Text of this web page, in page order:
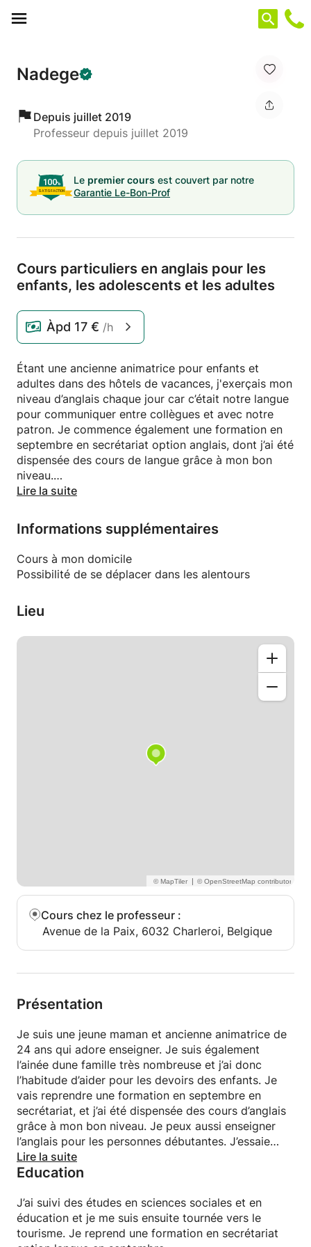
Nadege
Depuis juillet 2019
Professeur depuis juillet 2019
Le premier cours est couvert par notre
Garantie Le-Bon-Prof
Cours particuliers en anglais pour les
enfants, les adolescents et les adultes
Àpd 17 € /h
Étant une ancienne animatrice pour enfants et
adultes dans des hôtels de vacances, j'exerçais mon
niveau d’anglais chaque jour car c’était notre langue
pour communiquer entre collègues et avec notre
patron. Je commence également une formation en
septembre en secrétariat option anglais, dont j’ai été
dispensée des cours de langue grâce à mon bon
niveau.
entière.
Voici en grosse partie mon programme
d'apprentissage :
- Présentation
- Le caractère
Bien évidemment, selon votre but d'apprentissage,
je peux axer mes cours sur un sujet bien particulier.
Pour les enfants, selon l'âge, j'utilise la méthode du
jeux et de la musique (alphabet en chanson, chiffres
pour enfants en anglais,...).
Lire la suite
Informations supplémentaires
Cours à mon domicile
Possibilité de se déplacer dans les alentours
Lieu
|
Cours chez le professeur :
Avenue de la Paix, 6032 Charleroi, Belgique
Présentation
Je suis une jeune maman et ancienne animatrice de
24 ans qui adore enseigner. Je suis également
l’ainée dune famille très nombreuse et j’ai donc
l’habitude d’aider pour les devoirs des enfants. Je
vais reprendre une formation en septembre en
secrétariat, et j’ai été dispensée des cours d’anglais
grâce à mon bon niveau. Je peux aussi enseigner
l’anglais pour les personnes débutantes. J’essaie
toujours de mettre les élèves à l’aise et je privilégie
l’amusement avec l’apprentissage pour les plus
Lire la suite
Education
J’ai suivi des études en sciences sociales et en
éducation et je me suis ensuite tournée vers le
tourisme. Je reprend une formation en secrétariat